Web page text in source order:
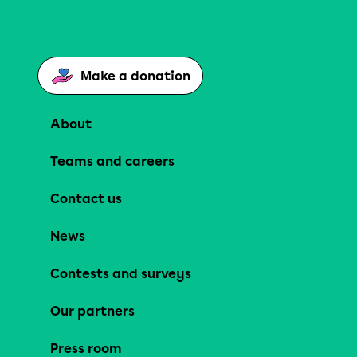
Make a donation
About
Teams and careers
Contact us
News
Contests and surveys
Our partners
Press room